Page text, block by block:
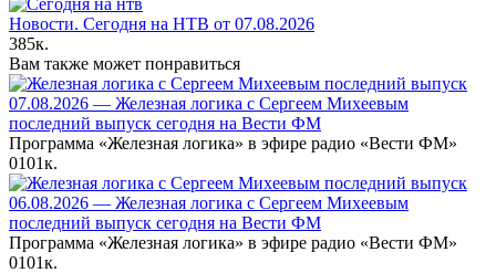
Новости. Сегодня на НТВ от 07.08.2026
385к.
Вам также может понравиться
07.08.2026 — Железная логика с Сергеем Михеевым
последний выпуск сегодня на Вести ФМ
Программа «Железная логика» в эфире радио «Вести ФМ»
0101к.
06.08.2026 — Железная логика с Сергеем Михеевым
последний выпуск сегодня на Вести ФМ
Программа «Железная логика» в эфире радио «Вести ФМ»
0101к.